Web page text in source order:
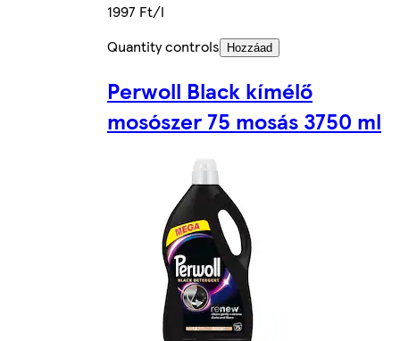
1997 Ft/l
Quantity controls
Hozzáad
Perwoll Black kímélő
mosószer 75 mosás 3750 ml